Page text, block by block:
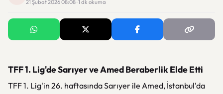
21 Şubat 2026 08:08 · 1 dk okuma
TFF 1. Lig'de Sarıyer ve Amed Beraberlik Elde Etti
TFF 1. Lig'in 26. haftasında Sarıyer ile Amed, İstanbul'da